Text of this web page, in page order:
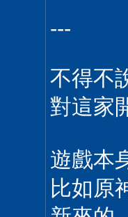
---
不得不
對這家
遊戲本
比如原